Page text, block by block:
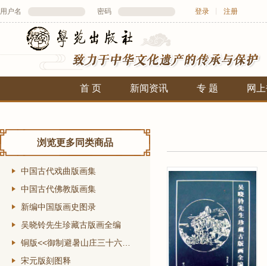
用户名 密码 登录 注册
首 页 新闻资讯 专 题 网
浏览更多同类商品
中国古代戏曲版画集
中国古代佛教版画集
新编中国版画史图录
吴晓铃先生珍藏古版画全编
宋元版刻图释